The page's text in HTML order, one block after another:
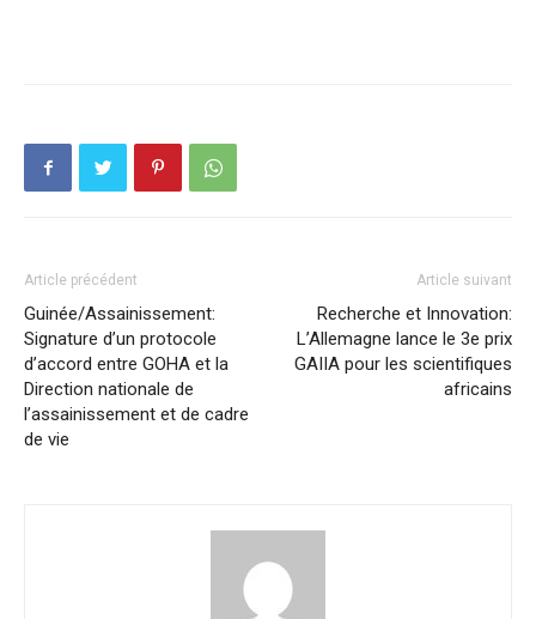
Article précédent
Guinée/Assainissement:
Signature d’un protocole
d’accord entre GOHA et la
Direction nationale de
l’assainissement et de cadre
de vie
Article suivant
Recherche et Innovation:
L’Allemagne lance le 3e prix
GAIIA pour les scientifiques
africains